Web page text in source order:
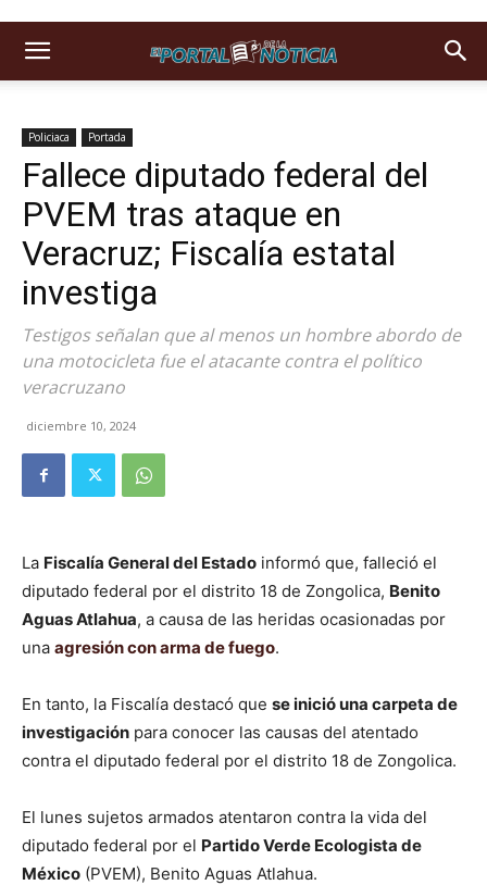
Policiaca Portada
Fallece diputado federal del
PVEM tras ataque en
Veracruz; Fiscalía estatal
investiga
Testigos señalan que al menos un hombre abordo de
una motocicleta fue el atacante contra el político
veracruzano
diciembre 10, 2024
La Fiscalía General del Estado informó que, falleció el
diputado federal por el distrito 18 de Zongolica, Benito
Aguas Atlahua, a causa de las heridas ocasionadas por
una agresión con arma de fuego.
En tanto, la Fiscalía destacó que se inició una carpeta de
investigación para conocer las causas del atentado
contra el diputado federal por el distrito 18 de Zongolica.
El lunes sujetos armados atentaron contra la vida del
diputado federal por el Partido Verde Ecologista de
México (PVEM), Benito Aguas Atlahua.